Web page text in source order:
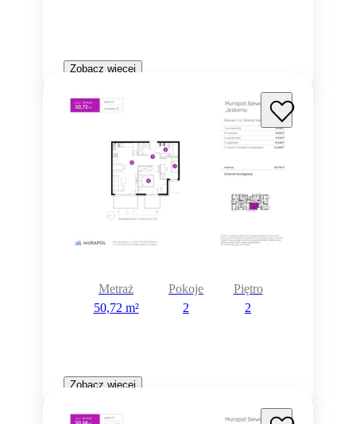
Zobacz więcej
Metraż
50,72 m²
Pokoje
2
Piętro
2
Zobacz więcej